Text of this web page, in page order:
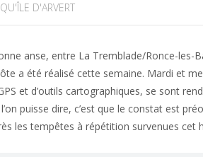
D'ARVERT
anse, entre La Tremblade/Ronce-les-
a été réalisé cette semaine. Mardi et
et d’outils cartographiques, se sont
puisse dire, c’est que le constat est
les tempêtes à répétition survenues cet